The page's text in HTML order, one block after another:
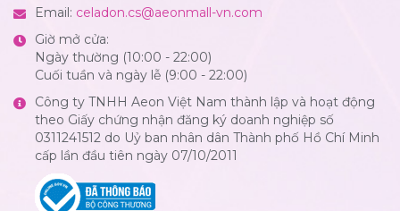
Email: celadon.cs@aeonmall-vn.com
Giờ mở cửa:
Ngày thường (10:00 - 22:00)
Cuối tuần và ngày lễ (9:00 - 22:00)
Công ty TNHH Aeon Việt Nam thành lập và hoạt động
theo Giấy chứng nhận đăng ký doanh nghiệp số
0311241512 do Uỷ ban nhân dân Thành phố Hồ Chí Minh
cấp lần đầu tiên ngày 07/10/2011